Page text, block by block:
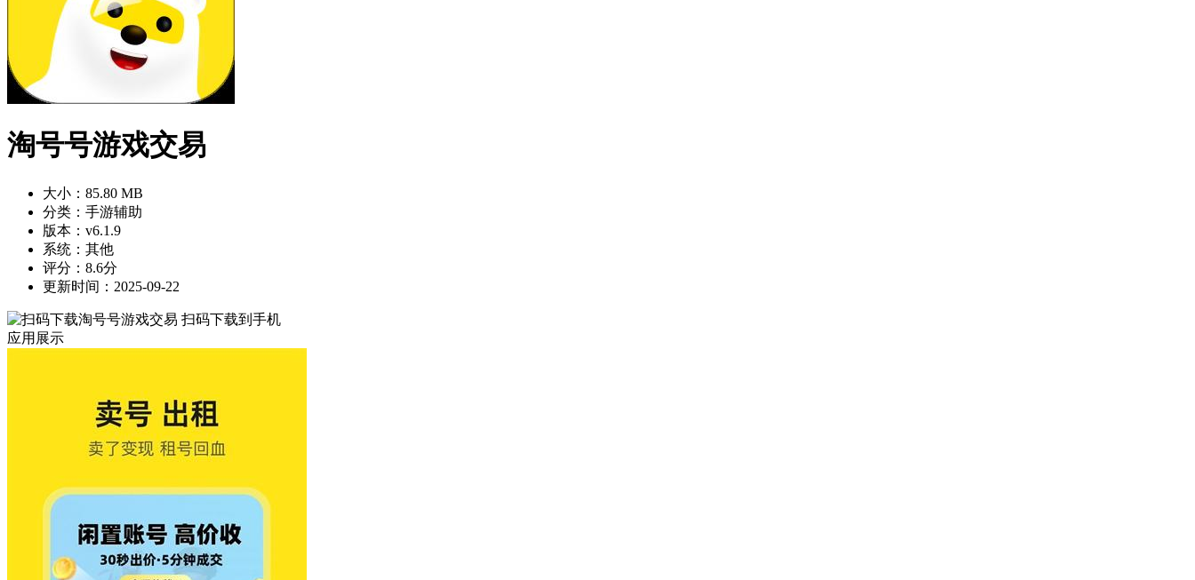
淘号号游戏交易
大小：85.80 MB
分类：手游辅助
版本：v6.1.9
系统：其他
评分：8.6分
更新时间：2025-09-22
扫码下载到手机
应用展示